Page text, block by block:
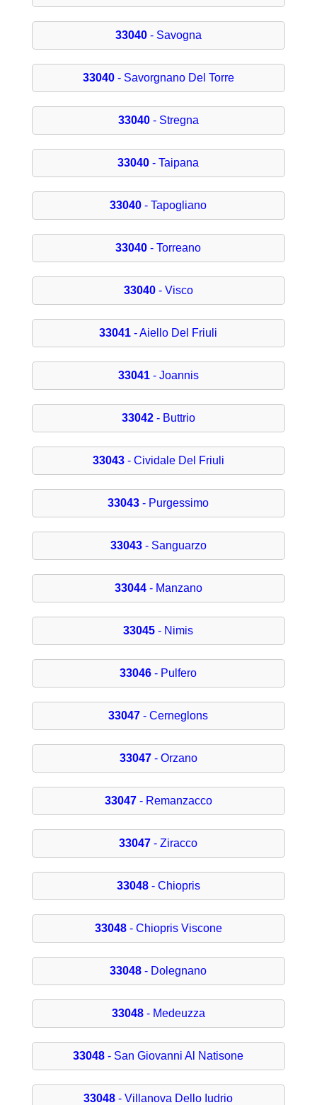
33040- Savogna
33040- Savorgnano Del Torre
33040- Stregna
33040 - Taipana
33040 - Tapogliano
33040 - Torreano
33040- Visco
33041 - Aiello Del Friuli
33041- Joannis
33042- Buttrio
33043- Cividale Del Friuli
33043 - Purgessimo
33043- Sanguarzo
33044- Manzano
33045 - Nimis
33046 - Pulfero
33047 - Cerneglons
33047- Orzano
33047- Remanzacco
33047 - Ziracco
33048- Chiopris
33048- Chiopris Viscone
33048 - Dolegnano
33048- Medeuzza
33048 - San Giovanni Al Natisone
33048 - Villanova Dello Iudrio